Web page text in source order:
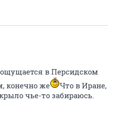
в Персидском
конечно же
Что в Иране,
чье-то забираюсь.